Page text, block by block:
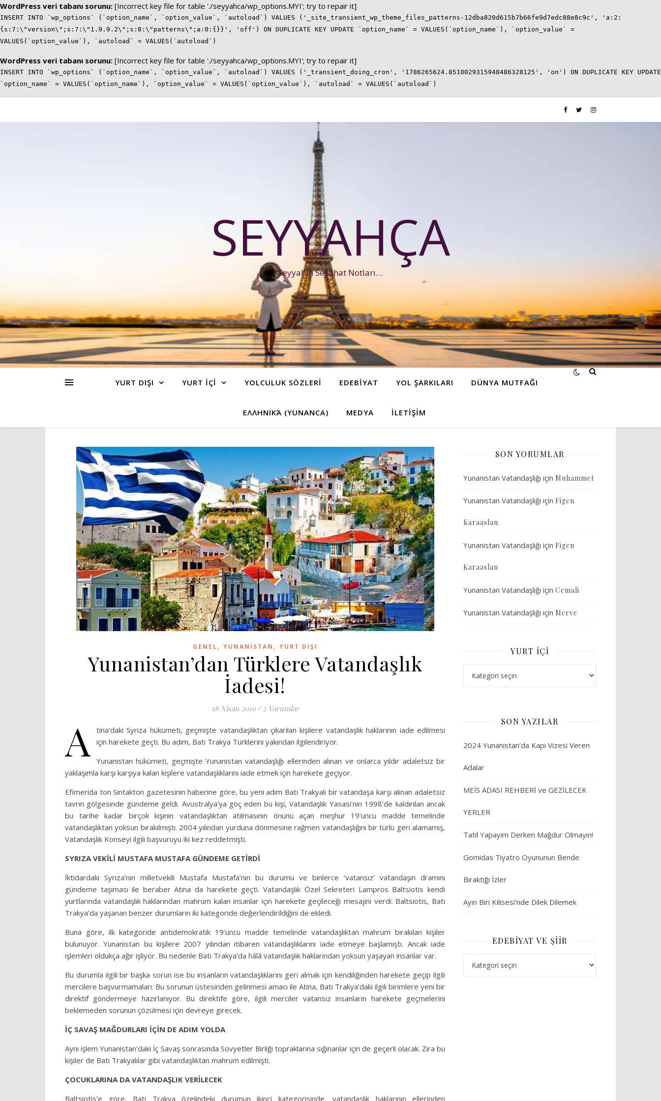
WordPress veri tabanı sorunu: [Incorrect key file for table './seyyahca/wp_options.MYI'; try to repair it]
INSERT INTO `wp_options` (`option_name`, `option_value`, `autoload`) VALUES ('_site_transient_wp_theme_files_patterns-12dba820d615b7b66fe9d7edc88e8c9c', 'a:2:
{s:7:\"version\";s:7:\"1.9.9.2\";s:8:\"patterns\";a:0:{}}', 'off') ON DUPLICATE KEY UPDATE `option_name` = VALUES(`option_name`), `option_value` =
VALUES(`option_value`), `autoload` = VALUES(`autoload`)
WordPress veri tabanı sorunu: [Incorrect key file for table './seyyahca/wp_options.MYI'; try to repair it]
INSERT INTO `wp_options` (`option_name`, `option_value`, `autoload`) VALUES ('_transient_doing_cron', '1786265624.8510029315948486328125', 'on') ON DUPLICATE KEY UPDATE
`option_name` = VALUES(`option_name`), `option_value` = VALUES(`option_value`), `autoload` = VALUES(`autoload`)
SEYYAHÇA
Seyyahın Seyahat Notları…
YURT DIŞI YURT İÇİ YOLCULUK SÖZLERİ EDEBİYAT YOL ŞARKILARI DÜNYA MUTFAĞI
ΕΛΛΗΝΙΚΆ (YUNANCA) MEDYA İLETİŞİM
GENEL, YUNANISTAN , YURT DIŞI
Yunanistan’dan Türklere Vatandaşlık
İadesi!
18 Nisan 2019 / 2 Yorumlar
A
tina’daki Syriza hükümeti, geçmişte vatandaşlıktan çıkarılan kişilere vatandaşlık haklarının iade edilmesi
için harekete geçti. Bu adım, Batı Trakya Türklerini yakından ilgilendiriyor.
Yunanistan hükümeti, geçmişte Yunanistan vatandaşlığı ellerinden alınan ve onlarca yıldır adaletsiz bir
yaklaşımla karşı karşıya kalan kişilere vatandaşlıklarını iade etmek için harekete geçiyor.
Efimerida ton Sintakton gazetesinin haberine göre, bu yeni adım Batı Trakyalı bir vatandaşa karşı alınan adaletsiz
tavrın gölgesinde gündeme geldi. Avustralya’ya göç eden bu kişi, Vatandaşlık Yasası’nın 1998’de kaldırılan ancak
bu tarihe kadar birçok kişinin vatandaşlıktan atılmasının önünü açan meşhur 19’uncu madde temelinde
vatandaşlıktan yoksun bırakılmıştı. 2004 yılından yurduna dönmesine rağmen vatandaşlığını bir türlü geri alamamış,
Vatandaşlık Konseyi ilgili başvuruyu iki kez reddetmişti.
SYRIZA VEKİLİ MUSTAFA MUSTAFA GÜNDEME GETİRDİ
İktidardaki Syriza’nın milletvekili Mustafa Mustafa’nın bu durumu ve binlerce ‘vatansız’ vatandaşın dramını
gündeme taşıması ile beraber Atina da harekete geçti. Vatandaşlık Özel Sekreteri Lampros Baltsiotis kendi
yurtlarında vatandaşlık haklarından mahrum kalan insanlar için harekete geçileceği mesajını verdi. Baltsiotis, Batı
Trakya’da yaşanan benzer durumların iki kategoride değerlendirildiğini de ekledi.
Buna göre, ilk kategoride antidemokratik 19’uncu madde temelinde vatandaşlıktan mahrum bırakılan kişiler
bulunuyor. Yunanistan bu kişilere 2007 yılından itibaren vatandaşlıklarını iade etmeye başlamıştı. Ancak iade
işlemleri oldukça ağır işliyor. Bu nedenle Batı Trakya’da hâlâ vatandaşlık haklarından yoksun yaşayan insanlar var.
Bu durumla ilgili bir başka sorun ise bu insanların vatandaşlıklarını geri almak için kendiliğinden harekete geçip ilgili
mercilere başvurmamaları. Bu sorunun üstesinden gelinmesi amacı ile Atina, Batı Trakya’daki ilgili birimlere yeni bir
direktif göndermeye hazırlanıyor. Bu direktife göre, ilgili merciler vatansız insanların harekete geçmelerini
beklemeden sorunun çözülmesi için devreye girecek.
İÇ SAVAŞ MAĞDURLARI İÇİN DE ADIM YOLDA
Aynı işlem Yunanistan’daki İç Savaş sonrasında Sovyetler Birliği topraklarına sığınanlar için de geçerli olacak. Zira bu
kişiler de Batı Trakyalılar gibi vatandaşlıktan mahrum edilmişti.
ÇOCUKLARINA DA VATANDAŞLIK VERİLECEK
Baltsiotis’e göre, Batı Trakya özelindeki durumun ikinci kategorisinde, vatandaşlık haklarının ellerinden
SON YORUMLAR
Yunanistan Vatandaşlığı için Muhammet
Yunanistan Vatandaşlığı için Figen
Karaaslan
Yunanistan Vatandaşlığı için Figen
Karaaslan
Yunanistan Vatandaşlığı için Cemali
Yunanistan Vatandaşlığı için Merve
YURT İÇI
SON YAZILAR
2024 Yunanistan’da Kapı Vizesi Veren
Adalar
MEİS ADASI REHBERİ ve GEZİLECEK
YERLER
Tatil Yapayım Derken Mağdur Olmayın!
Gomidas Tiyatro Oyununun Bende
Bıraktığı İzler
Ayın Biri Kilisesi’nde Dilek Dilemek
EDEBIYAT VE ŞIIR